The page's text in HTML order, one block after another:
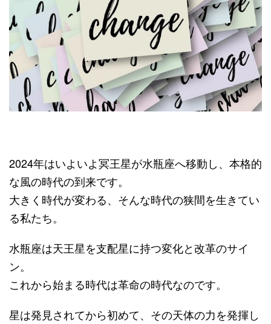
2024年はいよいよ冥王星が水瓶座へ移動し、本格的
な風の時代の到来です。
大きく時代が変わる、そんな時代の狭間を生きてい
る私たち。
水瓶座は天王星を支配星に持つ変化と改革のサイ
ン。
これから始まる時代は革命の時代なのです。
星は発見されてから初めて、その天体の力を発揮し